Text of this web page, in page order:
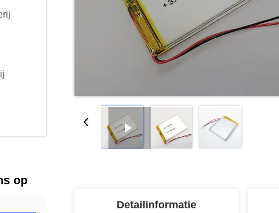
op
Detailinformatie